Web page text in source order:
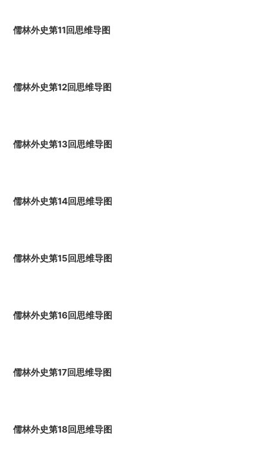
儒林外史第11回思维导图
儒林外史第12回思维导图
儒林外史第13回思维导图
儒林外史第14回思维导图
儒林外史第15回思维导图
儒林外史第16回思维导图
儒林外史第17回思维导图
儒林外史第18回思维导图